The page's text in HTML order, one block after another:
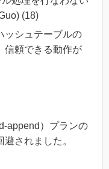
(18)
ッシュテーブルの
信頼できる動作が
append）プランの
されました。